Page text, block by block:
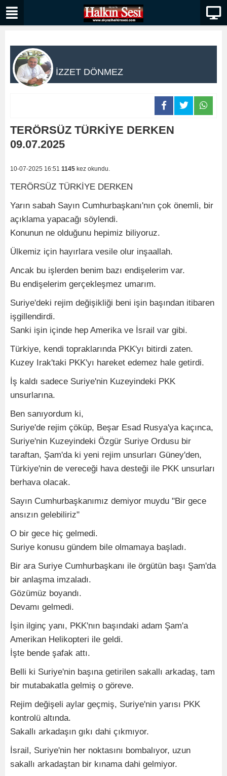
İZZET DÖNMEZ
TERÖRSÜZ TÜRKİYE DERKEN
09.07.2025
10-07-2025 16:51 1145 kez okundu.
TERÖRSÜZ TÜRKİYE DERKEN
Yarın sabah Sayın Cumhurbaşkanı'nın çok önemli, bir
açıklama yapacağı söylendi.
Konunun ne olduğunu hepimiz biliyoruz.
Ülkemiz için hayırlara vesile olur inşaallah.
Ancak bu işlerden benim bazı endişelerim var.
Bu endişelerim gerçekleşmez umarım.
Suriye'deki rejim değişikliği beni işin başından itibaren
işgillendirdi.
Sanki işin içinde hep Amerika ve İsrail var gibi.
Türkiye, kendi topraklarında PKK'yı bitirdi zaten.
Kuzey Irak'taki PKK'yı hareket edemez hale getirdi.
İş kaldı sadece Suriye'nin Kuzeyindeki PKK
unsurlarına.
Ben sanıyordum ki,
Suriye'de rejim çöküp, Beşar Esad Rusya'ya kaçınca,
Suriye'nin Kuzeyindeki Özgür Suriye Ordusu bir
taraftan, Şam'da ki yeni rejim unsurları Güney'den,
Türkiye'nin de vereceği hava desteği ile PKK unsurları
berhava olacak.
Sayın Cumhurbaşkanımız demiyor muydu "Bir gece
ansızın gelebiliriz"
O bir gece hiç gelmedi.
Suriye konusu gündem bile olmamaya başladı.
Bir ara Suriye Cumhurbaşkanı ile örgütün başı Şam'da
bir anlaşma imzaladı.
Gözümüz boyandı.
Devamı gelmedi.
İşin ilginç yanı, PKK'nın başındaki adam Şam'a
Amerikan Helikopteri ile geldi.
İşte bende şafak attı.
Belli ki Suriye'nin başına getirilen sakallı arkadaş, tam
bir mutabakatla gelmiş o göreve.
Rejim değişeli aylar geçmiş, Suriye'nin yarısı PKK
kontrolü altında.
Sakallı arkadaşın gıkı dahi çıkmıyor.
İsrail, Suriye'nin her noktasını bombalıyor, uzun
sakallı arkadaştan bir kınama dahi gelmiyor.